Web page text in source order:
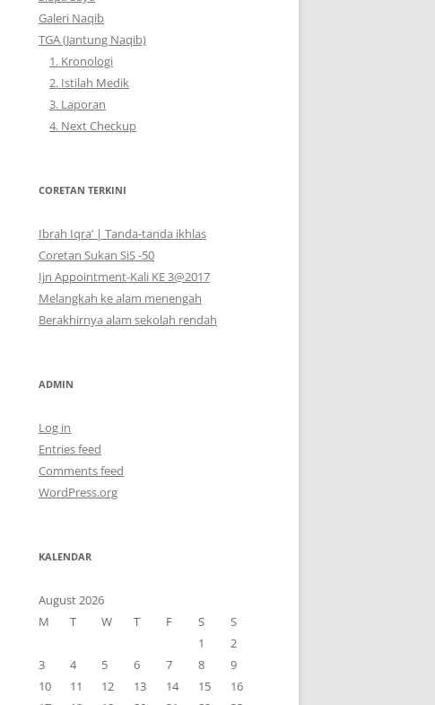
Galeri Naqib
TGA (Jantung Naqib)
1. Kronologi
2. Istilah Medik
3. Laporan
4. Next Checkup
CORETAN TERKINI
Ibrah Iqra’ | Tanda-tanda ikhlas
Coretan Sukan SiS -50
Ijn Appointment-Kali KE 3@2017
Melangkah ke alam menengah
Berakhirnya alam sekolah rendah
ADMIN
Log in
Entries feed
Comments feed
WordPress.org
KALENDAR
August 2026
M
T W T F S
S
1
2
3
4 5 6 7 8
9
10
11 12 13 14 15
16